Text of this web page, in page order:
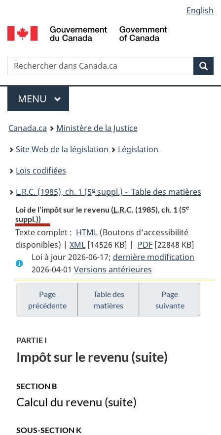
au
contenu
propos
de
la
HTML
simplifiée
selection
English
Recherche
Menu
MENU PRINCIPAL
You
are
here:
Canada.ca
Ministère de la Justice
Site Web de la législation
Législation
Lois codifiées
L.R.C. (1985), ch. 1 (5e suppl.) - Table des matières
Loi de l’impôt sur le revenu (L.R.C. (1985), ch. 1 (5e
suppl.))
Texte complet : HTML Texte
complet
:
Loi
de
l’impôt
sur
le
(Boutons d’accessibilité
disponibles) |XML Texte
complet
:
Loi
de
l’impôt
sur
[14526 KB] | PDF Texte
complet
Loi
de
l’impôt
sur
[22848 KB]
Loi à jour 2026-06-17; dernière modification
2026-04-01 Versions antérieures
Page
précédente
Table des
matières
Page
suivante
PARTIE I
Impôt sur le revenu (suite)
SECTION B
Calcul du revenu (suite)
SOUS-SECTION K